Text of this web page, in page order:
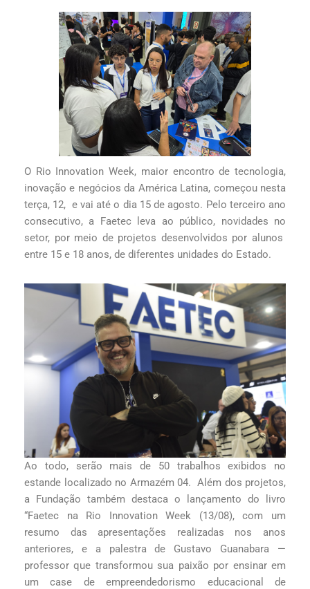
O Rio Innovation Week, maior encontro de tecnologia,
inovação e negócios da América Latina, começou nesta
terça, 12, e vai até o dia 15 de agosto. Pelo terceiro ano
consecutivo, a Faetec leva ao público, novidades no
setor, por meio de projetos desenvolvidos por alunos
entre 15 e 18 anos, de diferentes unidades do Estado.
Ao todo, serão mais de 50 trabalhos exibidos no
estande localizado no Armazém 04. Além dos projetos,
a Fundação também destaca o lançamento do livro
“Faetec na Rio Innovation Week (13/08), com um
resumo das apresentações realizadas nos anos
anteriores, e a palestra de Gustavo Guanabara —
professor que transformou sua paixão por ensinar em
um case de empreendedorismo educacional de